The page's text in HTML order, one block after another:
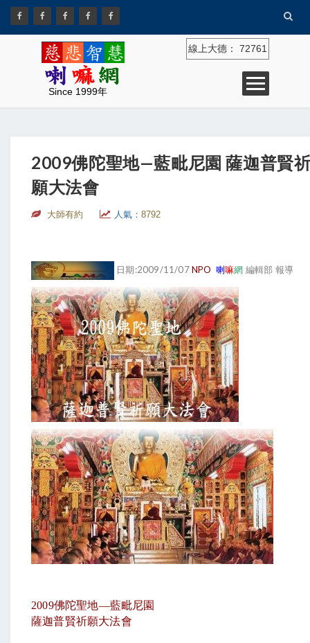
Since 1999年
線上大德： 72761
2009佛陀聖地—藍毗尼園 薩迦普賢
願大法會
大師有約 人氣： 8792
日期:2009/11/07NPO 喇嘛網 編輯部 報導
2009佛陀聖地—藍毗尼園
薩迦普賢祈願大法會